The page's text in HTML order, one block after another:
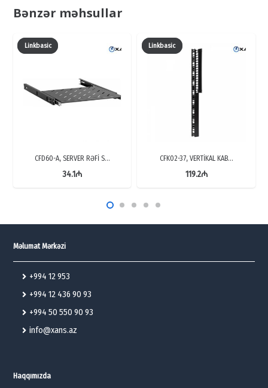
G30
quantity
Bənzər məhsullar
Linkbasic
CFD60-A, SERVER RƏFİ S…
34.1₼
Linkbasic
CFK02-37, VERTİKAL KAB…
119.2₼
Məlumat Mərkəzi
+994 12 953
+994 12 436 90 93
+994 50 550 90 93
info@xans.az
Haqqımızda